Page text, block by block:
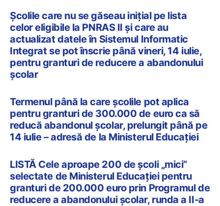
Școlile care nu se găseau inițial pe lista
celor eligibile la PNRAS II și care au
actualizat datele în Sistemul Informatic
Integrat se pot înscrie până vineri, 14 iulie,
pentru granturi de reducere a abandonului
școlar
Termenul până la care școlile pot aplica
pentru granturi de 300.000 de euro ca să
reducă abandonul școlar, prelungit până pe
14 iulie – adresă de la Ministerul Educației
LISTĂ Cele aproape 200 de școli „mici”
selectate de Ministerul Educației pentru
granturi de 200.000 euro prin Programul de
reducere a abandonului școlar, runda a II-a